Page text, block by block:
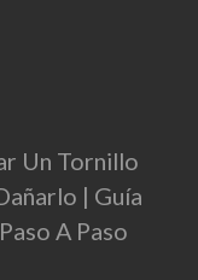
Un Tornillo
| Guía
A Paso